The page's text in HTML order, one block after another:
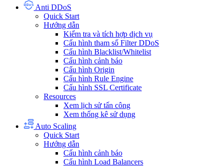
Anti DDoS
Quick Start
Hướng dẫn
Kiểm tra và tích hợp dịch vụ
Cấu hình tham số Filter DDoS
Cấu hình Blacklist/Whitelist
Cấu hình cảnh báo
Cấu hình Origin
Cấu hình Rule Engine
Cấu hình SSL Certificate
Resources
Xem lịch sử tấn công
Xem thống kê sử dụng
Auto Scaling
Quick Start
Hướng dẫn
Cấu hình cảnh báo
Cấu hình Load Balancers